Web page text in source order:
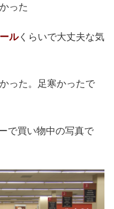
った
ルくらいで大丈夫な気
った。足寒かったで
で買い物中の写真で